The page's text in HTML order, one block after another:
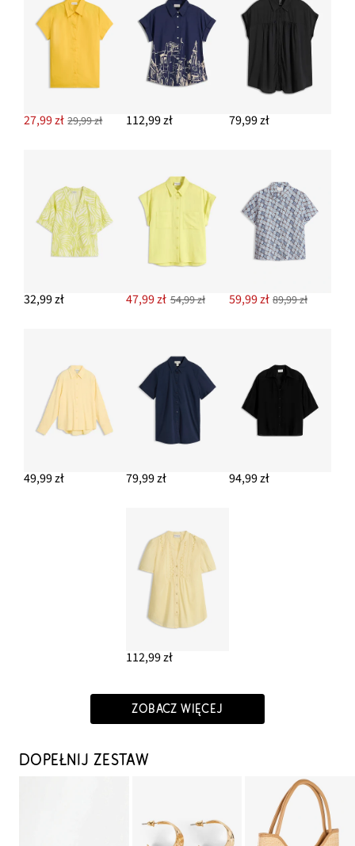
109,99 zł
DODAJ DO KOSZYKA
Kolczyki kółka
DODAJ DO KOSZYKA
Jeansy ze stretchem wide leg, mid waist
109,99 zł
27,99 zł 29,99 zł 112,99 zł 79,99 zł
32,99 zł 47,99 zł 54,99 zł 59,99 zł 89,99 zł
49,99 zł 79,99 zł 94,99 zł
112,99 zł
ZOBACZ WIĘCEJ
DOPEŁNIJ ZESTAW